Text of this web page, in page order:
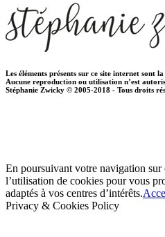
Les éléments présents sur ce site internet sont
Aucune reproduction ou utilisation n’est
Stéphanie Zwicky © 2005-2018 - Tous droits
En poursuivant votre navigation sur
l’utilisation de cookies pour vous
adaptés à vos centres d’intérêts.
Privacy & Cookies Policy